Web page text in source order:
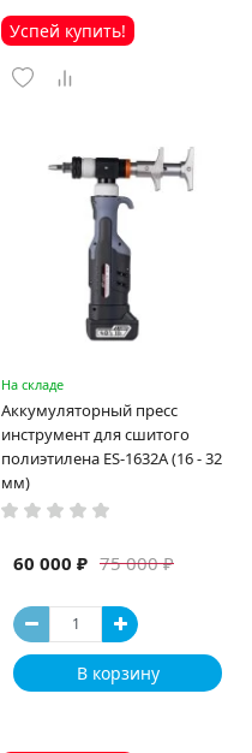
Успей купить!
На складе
Аккумуляторный пресс
инструмент для сшитого
полиэтилена ES-1632A (16 - 32
мм)
75 000 ₽
60 000 ₽
В корзину